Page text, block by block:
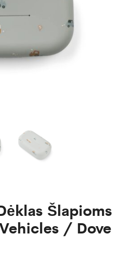
Šlapioms
/ Dove